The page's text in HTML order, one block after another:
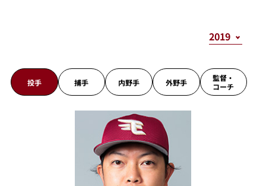
投手 捕手 内野手 外野手
監督・
コーチ